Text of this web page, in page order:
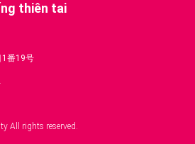
thiên tai
1番19号
All rights reserved.